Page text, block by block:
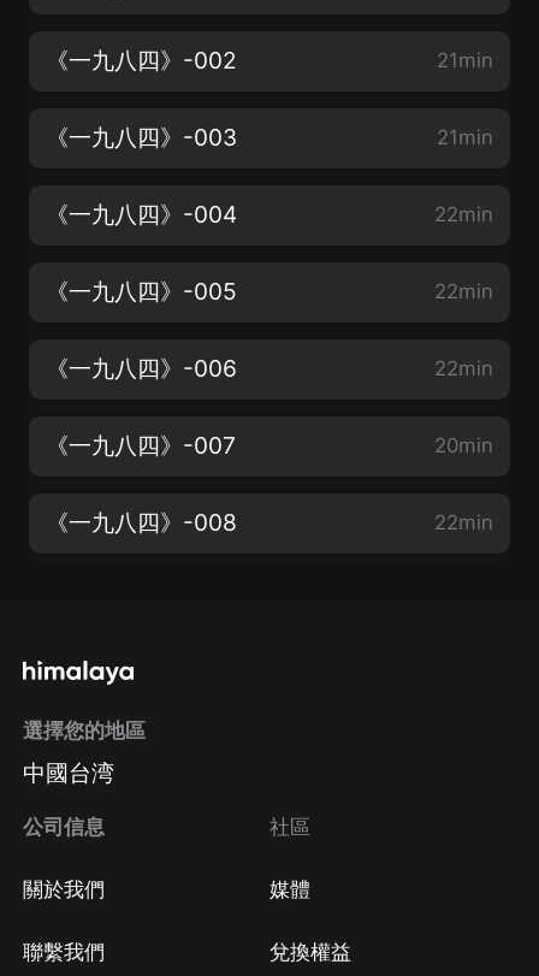
《一九八四》-002 21min
《一九八四》-003 21min
《一九八四》-004 22min
《一九八四》-005 22min
《一九八四》-006 22min
《一九八四》-007 20min
《一九八四》-008 22min
選擇您的地區
中國台湾
公司信息
關於我們
聯繫我們
社區
媒體
兌換權益